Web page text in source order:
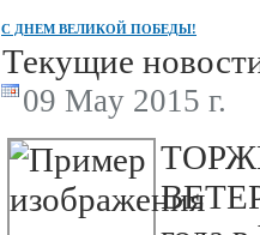
С ДНЕМ ВЕЛИКОЙ ПОБЕДЫ!
Текущие
09 May 2015 г.